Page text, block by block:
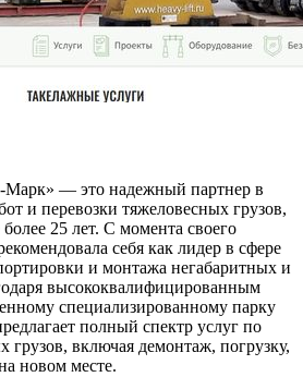
— это надежный партнер в
и перевозки тяжеловесных грузов,
25 лет. С момента своего
себя как лидер в сфере
и монтажа негабаритных и
высококвалифицированным
специализированному парку
полный спектр услуг по
грузов, включая демонтаж, погрузку,
новом месте.